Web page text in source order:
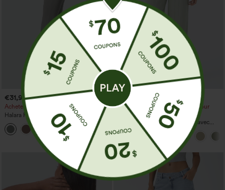
€31,95 EUR
Achetez-en 2, le 3e est offert
Halara Flex™ Pantalon de travail taille
haute avec poche latérale arrière et
légère coupe évasée
+13
€31,95 EUR €35,95 EUR
Achetez-en 2 pour 52,62 €, 4 pour
105,24 €
Pantalon taille haute à cordon avec
poches, jambe large et coupe ample,
style décontracté, effet lin